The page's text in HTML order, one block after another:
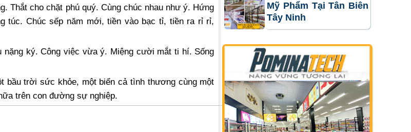
Thắt cho chặt phú quý. Cùng chúc nhau như ý. Hứng
túc. Chúc sếp năm mới, tiền vào bạc tỉ, tiền ra rỉ rỉ,
ký. Công việc vừa ý. Miệng cười mắt ti hí. Sống
bầu trời sức khỏe, một biển cả tình thương cùng một
trên con đường sự nghiệp.
Mỹ Phẩm Tại Tân Biên
Tây Ninh